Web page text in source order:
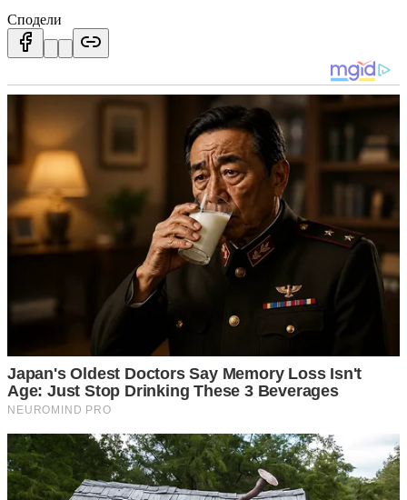
Сподели